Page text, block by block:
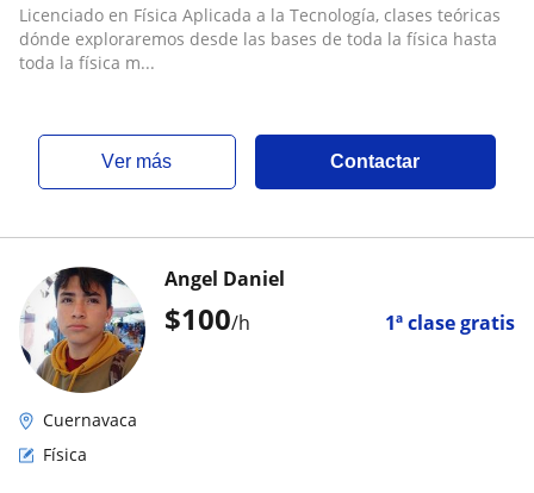
Licenciado en Física Aplicada a la Tecnología, clases teóricas
dónde exploraremos desde las bases de toda la física hasta
toda la física m...
ver más Contactar
$100/h 1ª clase gratis
Angel Daniel
Cuernavaca
Física